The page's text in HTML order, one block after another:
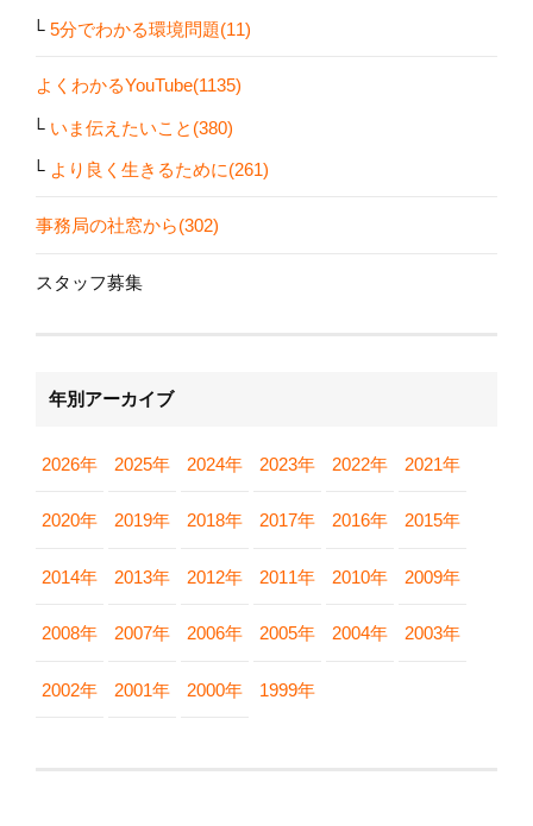
5分でわかる環境問題(11)
よくわかるYouTube(1135)
いま伝えたいこと(380)
より良く生きるために(261)
事務局の社窓から(302)
スタッフ募集
年別アーカイブ
2026年 2025年 2024年 2023年 2022年 2021年
2020年 2019年 2018年 2017年 2016年 2015年
2014年 2013年 2012年 2011年 2010年 2009年
2008年 2007年 2006年 2005年 2004年 2003年
2002年 2001年 2000年 1999年